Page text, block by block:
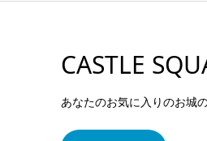
CASTLE
あなたのお気に入りのお城